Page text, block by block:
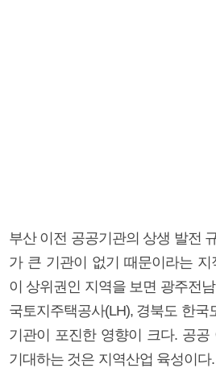
부산 이전 공공기관의 상생 발전
가 큰 기관이 없기 때문이라는
이 상위권인 지역을 보면 광주전
국토지주택공사(LH), 경북도 한국
기관이 포진한 영향이 크다. 공
기대하는 것은 지역산업 육성이